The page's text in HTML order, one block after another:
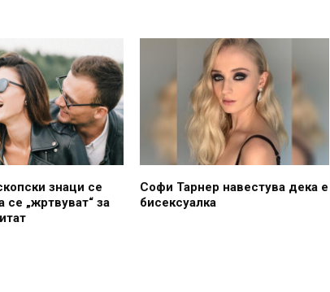
знаци се
се „жртвуват“ за
Софи Тарнер навестува дека е
бисексуалка